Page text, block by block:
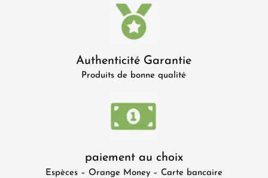
Authenticité Garantie
Produits de bonne qualité
paiement au choix
Espèces – Orange Money – Carte bancaire